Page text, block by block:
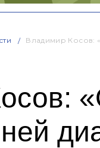
Владимир Косов: